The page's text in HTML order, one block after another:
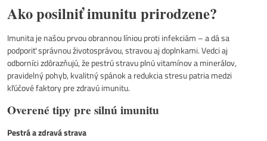
Ako posilniť imunitu prirodzene?
Imunita je našou prvou obrannou líniou proti infekciám – a dá sa
podporiť správnou životosprávou, stravou aj doplnkami. Vedci aj
odborníci zdôrazňujú, že pestrú stravu plnú vitamínov a minerálov,
pravidelný pohyb, kvalitný spánok a redukcia stresu patria medzi
kľúčové faktory pre zdravú imunitu.
Overené tipy pre silnú imunitu
Pestrá a zdravá strava